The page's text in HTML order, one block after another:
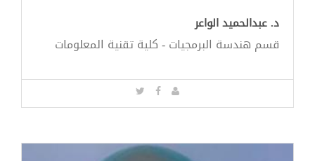
د. عبدالحميد الواعر
قسم هندسة البرمجيات - كلية تقنية المعلومات